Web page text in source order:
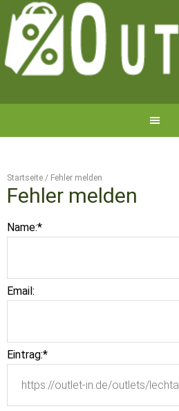
Startseite / Fehler melden
Fehler melden
Name:*
Email:
Eintrag:*